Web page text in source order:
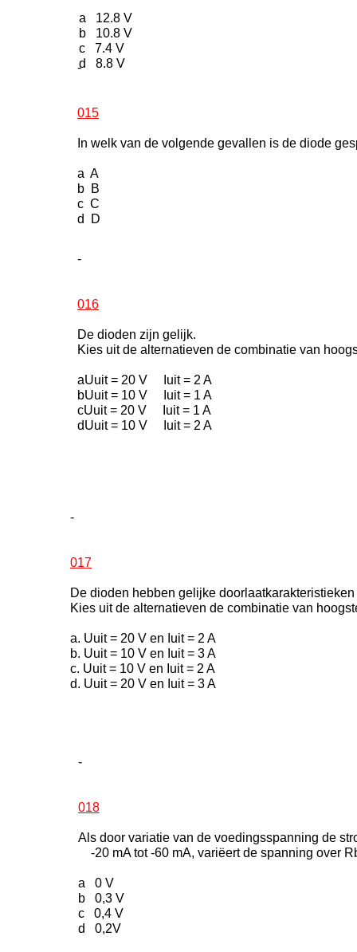
a 12.8 V
b 10.8 V
c 7.4 V
d 8.8 V
-
015
In welk van de volgende gevallen is de diode
a A
b B
c C
d D
-
016
De dioden zijn gelijk.
Kies uit de alternatieven de combinatie van
aUuit = 20 V Iuit = 2 A
bUuit = 10 V Iuit = 1 A
cUuit = 20 V Iuit = 1 A
dUuit = 10 V Iuit = 2 A
-
017
De dioden hebben gelijke
Kies uit de alternatieven de combinatie van
a. Uuit = 20 V en Iuit = 2 A
b. Uuit = 10 V en Iuit = 3 A
c. Uuit = 10 V en Iuit = 2 A
d. Uuit = 20 V en Iuit = 3 A
-
018
Als door variatie van de voedingsspanning de
-20 mA tot -60 mA, variëert de spanning over
a 0 V
b 0,3 V
c 0,4 V
d 0,2V